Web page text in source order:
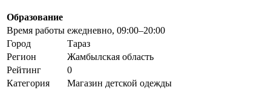
Образование
Время работы ежедневно, 09:00–20:00
Город
Тараз
Регион
Жамбылская область
Рейтинг
0
Категория
Магазин детской одежды